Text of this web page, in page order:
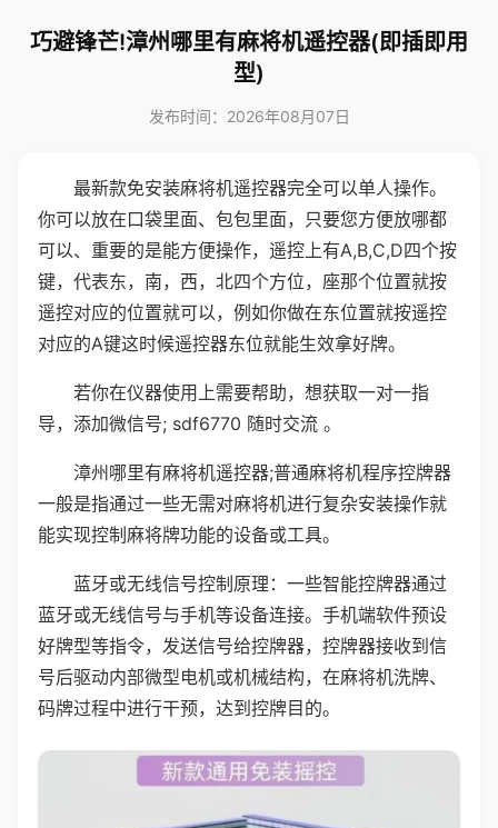
巧避锋芒!漳州哪里有麻将机遥控器(即插即用
型)
发布时间：2026年08月07日
最新款免安装麻将机遥控器完全可以单人操作。
你可以放在口袋里面、包包里面，只要您方便放哪都
可以、重要的是能方便操作，遥控上有A,B,C,D四个按
键，代表东，南，西，北四个方位，座那个位置就按
遥控对应的位置就可以，例如你做在东位置就按遥控
对应的A键这时候遥控器东位就能生效拿好牌。
若你在仪器使用上需要帮助，想获取一对一指
导，添加微信号; sdf6770 随时交流 。
漳州哪里有麻将机遥控器;普通麻将机程序控牌器
一般是指通过一些无需对麻将机进行复杂安装操作就
能实现控制麻将牌功能的设备或工具。
蓝牙或无线信号控制原理：一些智能控牌器通过
蓝牙或无线信号与手机等设备连接。手机端软件预设
好牌型等指令，发送信号给控牌器，控牌器接收到信
号后驱动内部微型电机或机械结构，在麻将机洗牌、
码牌过程中进行干预，达到控牌目的。